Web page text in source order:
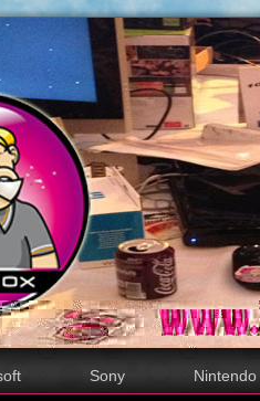
Sony Nintendo